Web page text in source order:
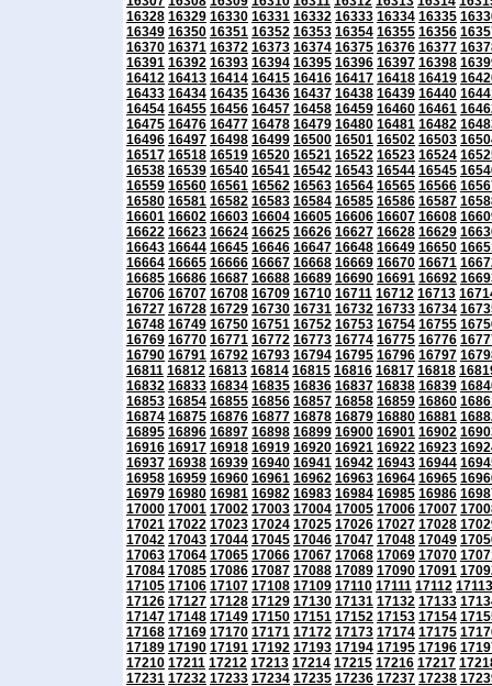
16328 16329 16330 16331 16332 16333 16334 16335
16349 16350 16351 16352 16353 16354 16355 16356
16370 16371 16372 16373 16374 16375 16376 16377
16391 16392 16393 16394 16395 16396 16397 16398
16412 16413 16414 16415 16416 16417 16418 16419
16433 16434 16435 16436 16437 16438 16439 16440
16454 16455 16456 16457 16458 16459 16460 16461
16475 16476 16477 16478 16479 16480 16481 16482
16496 16497 16498 16499 16500 16501 16502 16503
16517 16518 16519 16520 16521 16522 16523 16524
16538 16539 16540 16541 16542 16543 16544 16545
16559 16560 16561 16562 16563 16564 16565 16566
16580 16581 16582 16583 16584 16585 16586 16587
16601 16602 16603 16604 16605 16606 16607 16608
16622 16623 16624 16625 16626 16627 16628 16629
16643 16644 16645 16646 16647 16648 16649 16650
16664 16665 16666 16667 16668 16669 16670 16671
16685 16686 16687 16688 16689 16690 16691 16692
16706 16707 16708 16709 16710 16711 16712 16713
16727 16728 16729 16730 16731 16732 16733 16734
16748 16749 16750 16751 16752 16753 16754 16755
16769 16770 16771 16772 16773 16774 16775 16776
16790 16791 16792 16793 16794 16795 16796 16797
16811 16812 16813 16814 16815 16816 16817 16818
16832 16833 16834 16835 16836 16837 16838 16839
16853 16854 16855 16856 16857 16858 16859 16860
16874 16875 16876 16877 16878 16879 16880 16881
16895 16896 16897 16898 16899 16900 16901 16902
16916 16917 16918 16919 16920 16921 16922 16923
16937 16938 16939 16940 16941 16942 16943 16944
16958 16959 16960 16961 16962 16963 16964 16965
16979 16980 16981 16982 16983 16984 16985 16986
17000 17001 17002 17003 17004 17005 17006 17007
17021 17022 17023 17024 17025 17026 17027 17028
17042 17043 17044 17045 17046 17047 17048 17049
17063 17064 17065 17066 17067 17068 17069 17070
17084 17085 17086 17087 17088 17089 17090 17091
17105 17106 17107 17108 17109 17110 17111 17112 17113
17126 17127 17128 17129 17130 17131 17132 17133
17147 17148 17149 17150 17151 17152 17153 17154
17168 17169 17170 17171 17172 17173 17174 17175
17189 17190 17191 17192 17193 17194 17195 17196
17210 17211 17212 17213 17214 17215 17216 17217
17231 17232 17233 17234 17235 17236 17237 17238